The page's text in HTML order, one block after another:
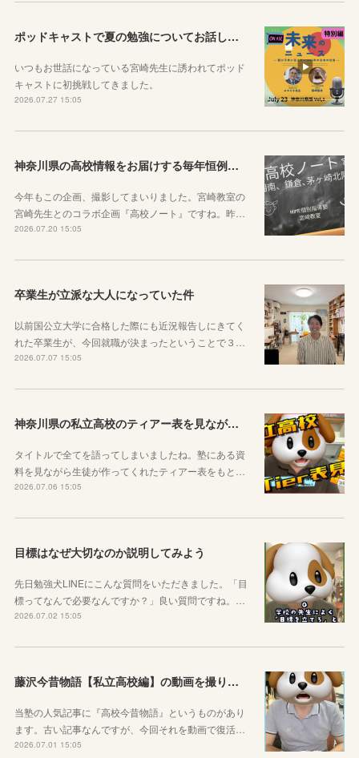
ポッドキャストで夏の勉強についてお話ししています！
いつもお世話になっている宮崎先生に誘われてポッド
キャストに初挑戦してきました。
2026.07.27 15:05
神奈川県の高校情報をお届けする毎年恒例のコラボ企画のお知らせ
今年もこの企画、撮影してまいりました。宮崎教室の
宮崎先生とのコラボ企画『高校ノート』ですね。昨…
2026.07.20 15:05
卒業生が立派な大人になっていた件
以前国公立大学に合格した際にも近況報告しにきてく
れた卒業生が、今回就職が決まったということで３…
2026.07.07 15:05
神奈川県の私立高校のティアー表を見ながら話す動画を作りました！
タイトルで全てを語ってしまいましたね。塾にある資
料を見ながら生徒が作ってくれたティアー表をもと…
2026.07.06 15:05
目標はなぜ大切なのか説明してみよう
先日勉強犬LINEにこんな質問をいただきました。「目
標ってなんで必要なんですか？」良い質問ですね。…
2026.07.02 15:05
藤沢今昔物語【私立高校編】の動画を撮りました！
当塾の人気記事に『高校今昔物語』というものがあり
ます。古い記事なんですが、今回それを動画で復活…
2026.07.01 15:05